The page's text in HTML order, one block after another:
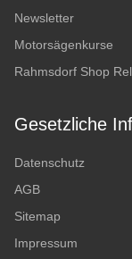
Newsletter
Motorsägenkurse
Rahmsdorf Shop
Gesetzliche
Datenschutz
AGB
Sitemap
Impressum